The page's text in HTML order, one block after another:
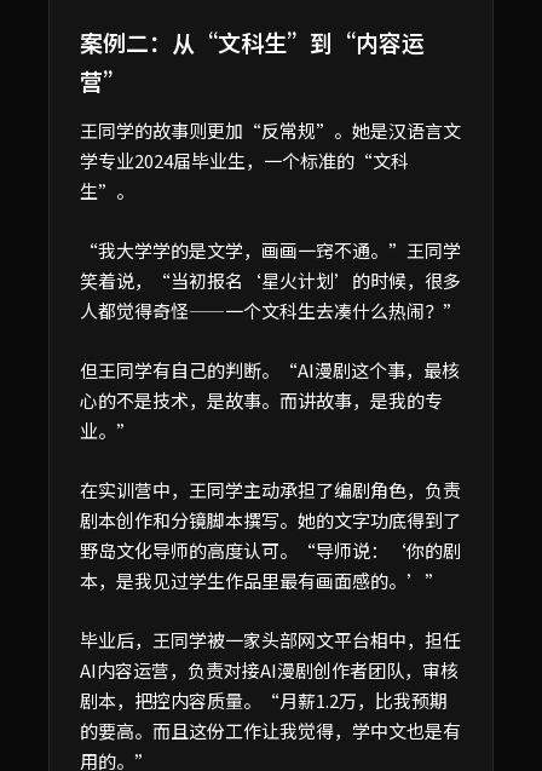
案例二：从“文科生”到“内容运
营”
王同学的故事则更加“反常规”。她是汉语言文
学专业2024届毕业生，一个标准的“文科
生”。
“我大学学的是文学，画画一窍不通。”王同学
笑着说，“当初报名‘星火计划’的时候，很多
人都觉得奇怪——一个文科生去凑什么热闹？”
但王同学有自己的判断。“AI漫剧这个事，最核
心的不是技术，是故事。而讲故事，是我的专
业。”
在实训营中，王同学主动承担了编剧角色，负责
剧本创作和分镜脚本撰写。她的文字功底得到了
野岛文化导师的高度认可。“导师说：‘你的剧
本，是我见过学生作品里最有画面感的。’”
毕业后，王同学被一家头部网文平台相中，担任
AI内容运营，负责对接AI漫剧创作者团队，审核
剧本，把控内容质量。“月薪1.2万，比我预期
的要高。而且这份工作让我觉得，学中文也是有
用的。”